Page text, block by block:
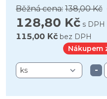
Běžná cena: 138,00 Kč
128,80 Kč s DPH
115,00 Kč bez DPH
Nákupem
-